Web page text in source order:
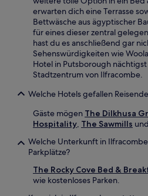
erwarten dich eine Terrasse
Bettwäsche aus ägyptischer
für eines dieser zentral
hast du es anschließend gar
Sehenswürdigkeiten wie
Hotel in Putsborough
Stadtzentrum von Ilfracombe.
Welche Hotels gefallen
Gäste mögen The Dilkhusa
Hospitality, The Sawmills und
Welche Unterkunft in
Parkplätze?
The Rocky Cove Bed &
wie kostenloses Parken.